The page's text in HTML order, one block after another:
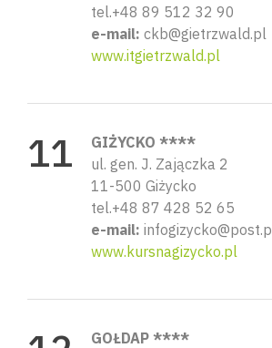
tel.+48 89 512 32 90
e-mail: ckb@gietrzwald.pl
www.itgietrzwald.pl
GIŻYCKO ****
ul. gen. J. Zajączka 2
11-500 Giżycko
tel.+48 87 428 52 65
e-mail:
www.kursnagizycko.pl
GOŁDAP ****